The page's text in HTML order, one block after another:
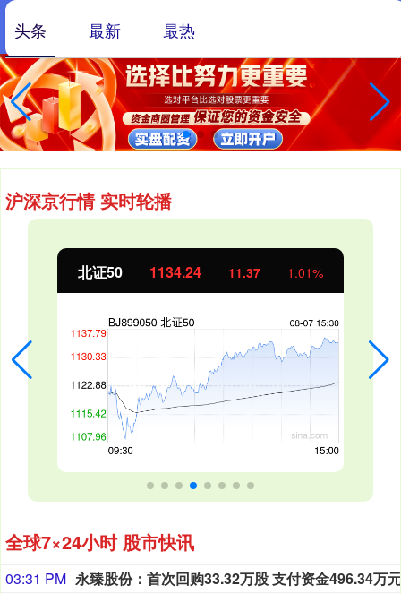
沪深京行情 实时轮播
北证50 1134.24 11.37 1.01%
全球7×24小时 股市快讯
03:31 PM 永臻股份：首次回购33.32万股 支付资金496.34万元
头条 最新 最热